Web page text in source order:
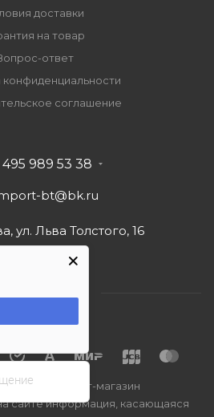
доставки
на товар
ответ
конфиденциальности
соглашение
495 989 53 38
bt@bk.ru
ул. Льва Толстого, 16
bt.ru - интернет-магазин
сайте информация, касающаяся